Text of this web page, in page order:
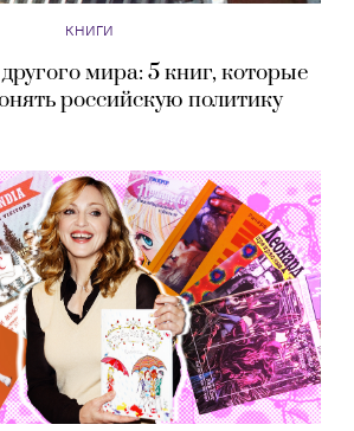
КНИГИ
мира: 5 книг, которые
российскую политику